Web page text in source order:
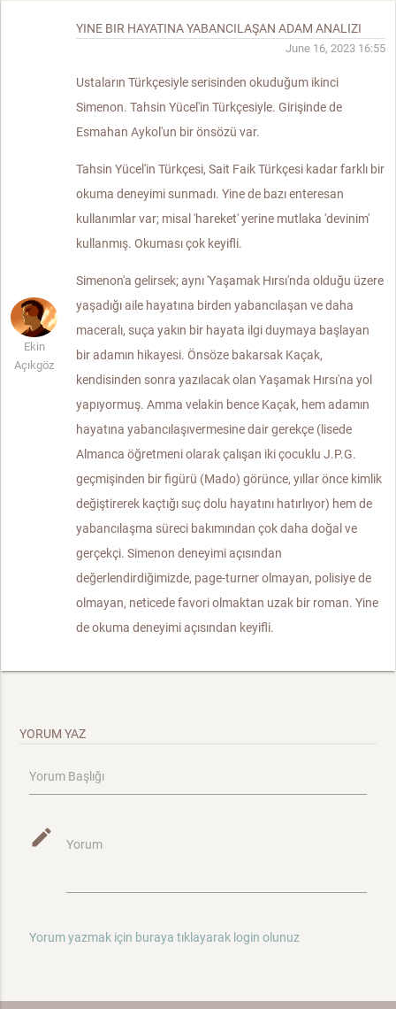
Ekin
Açıkgöz
YINE BIR HAYATINA YABANCILAŞAN ADAM ANALIZI
June 16, 2023 16:55
Ustaların Türkçesiyle serisinden okuduğum ikinci
Simenon. Tahsin Yücel'in Türkçesiyle. Girişinde de
Esmahan Aykol'un bir önsözü var.
Tahsin Yücel'in Türkçesi, Sait Faik Türkçesi kadar farklı bir
okuma deneyimi sunmadı. Yine de bazı enteresan
kullanımlar var; misal 'hareket' yerine mutlaka 'devinim'
kullanmış. Okuması çok keyifli.
Simenon'a gelirsek; aynı 'Yaşamak Hırsı'nda olduğu üzere
yaşadığı aile hayatına birden yabancılaşan ve daha
maceralı, suça yakın bir hayata ilgi duymaya başlayan
bir adamın hikayesi. Önsöze bakarsak Kaçak,
kendisinden sonra yazılacak olan Yaşamak Hırsı'na yol
yapıyormuş. Amma velakin bence Kaçak, hem adamın
hayatına yabancılaşıvermesine dair gerekçe (lisede
Almanca öğretmeni olarak çalışan iki çocuklu J.P.G.
geçmişinden bir figürü (Mado) görünce, yıllar önce kimlik
değiştirerek kaçtığı suç dolu hayatını hatırlıyor) hem de
yabancılaşma süreci bakımından çok daha doğal ve
gerçekçi. Simenon deneyimi açısından
değerlendirdiğimizde, page-turner olmayan, polisiye de
olmayan, neticede favori olmaktan uzak bir roman. Yine
de okuma deneyimi açısından keyifli.
YORUM YAZ
Yorum Başlığı
mode_edit Yorum
Yorum yazmak için buraya tıklayarak login olunuz